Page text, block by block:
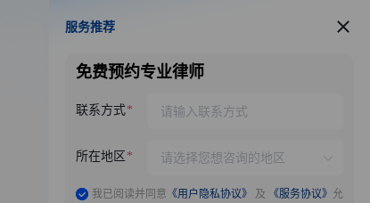
服务推荐
服务推荐
免费预约专业律师
联系方式
所在地区
我已阅读并同意 《用户隐私协议》 及 《服务协议》 允